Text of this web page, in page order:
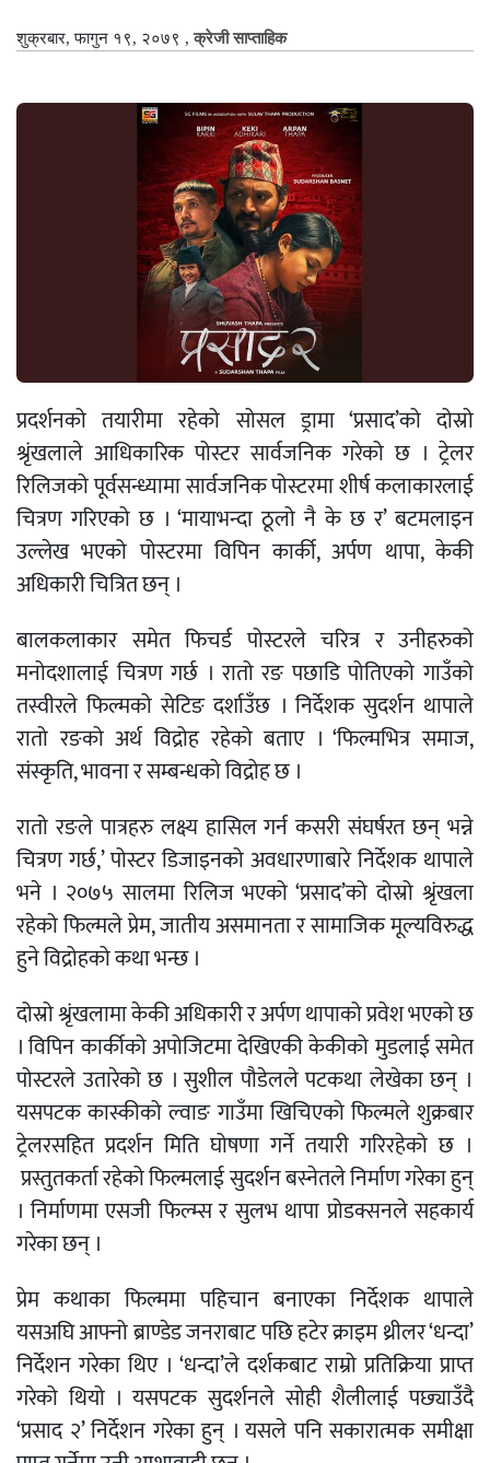
शुक्रबार, फागुन १९, २०७९ ,क्रेजी साप्ताहिक
प्रदर्शनको तयारीमा रहेको सोसल ड्रामा ‘प्रसाद’को दोस्रो
श्रृंखलाले आधिकारिक पोस्टर सार्वजनिक गरेको छ । ट्रेलर
रिलिजको पूर्वसन्ध्यामा सार्वजनिक पोस्टरमा शीर्ष कलाकारलाई
चित्रण गरिएको छ । ‘मायाभन्दा ठूलो नै के छ र’ बटमलाइन
उल्लेख भएको पोस्टरमा विपिन कार्की, अर्पण थापा, केकी
अधिकारी चित्रित छन् ।
बालकलाकार समेत फिचर्ड पोस्टरले चरित्र र उनीहरुको
मनोदशालाई चित्रण गर्छ । रातो रङ पछाडि पोतिएको गाउँको
तस्वीरले फिल्मको सेटिङ दर्शाउँछ । निर्देशक सुदर्शन थापाले
रातो रङको अर्थ विद्रोह रहेको बताए । ‘फिल्मभित्र समाज,
संस्कृति, भावना र सम्बन्धको विद्रोह छ ।
रातो रङले पात्रहरु लक्ष्य हासिल गर्न कसरी संघर्षरत छन् भन्ने
चित्रण गर्छ,’ पोस्टर डिजाइनको अवधारणाबारे निर्देशक थापाले
भने । २०७५ सालमा रिलिज भएको ‘प्रसाद’को दोस्रो श्रृंखला
रहेको फिल्मले प्रेम, जातीय असमानता र सामाजिक मूल्यविरुद्ध
हुने विद्रोहको कथा भन्छ ।
दोस्रो श्रृंखलामा केकी अधिकारी र अर्पण थापाको प्रवेश भएको छ
। विपिन कार्कीको अपोजिटमा देखिएकी केकीको मुडलाई समेत
पोस्टरले उतारेको छ । सुशील पौडेलले पटकथा लेखेका छन् ।
यसपटक कास्कीको ल्वाङ गाउँमा खिचिएको फिल्मले शुक्रबार
ट्रेलरसहित प्रदर्शन मिति घोषणा गर्ने तयारी गरिरहेको छ ।
प्रस्तुतकर्ता रहेको फिल्मलाई सुदर्शन बस्नेतले निर्माण गरेका हुन्
। निर्माणमा एसजी फिल्म्स र सुलभ थापा प्रोडक्सनले सहकार्य
गरेका छन् ।
प्रेम कथाका फिल्ममा पहिचान बनाएका निर्देशक थापाले
यसअघि आफ्नो ब्राण्डेड जनराबाट पछि हटेर क्राइम थ्रीलर ‘धन्दा’
निर्देशन गरेका थिए । ‘धन्दा’ले दर्शकबाट राम्रो प्रतिक्रिया प्राप्त
गरेको थियो । यसपटक सुदर्शनले सोही शैलीलाई पछ्याउँदै
‘प्रसाद २’ निर्देशन गरेका हुन् । यसले पनि सकारात्मक समीक्षा